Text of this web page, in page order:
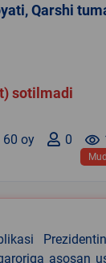
Qarshi
sotilmadi
remove_red_eye
0
60 oy
asosan